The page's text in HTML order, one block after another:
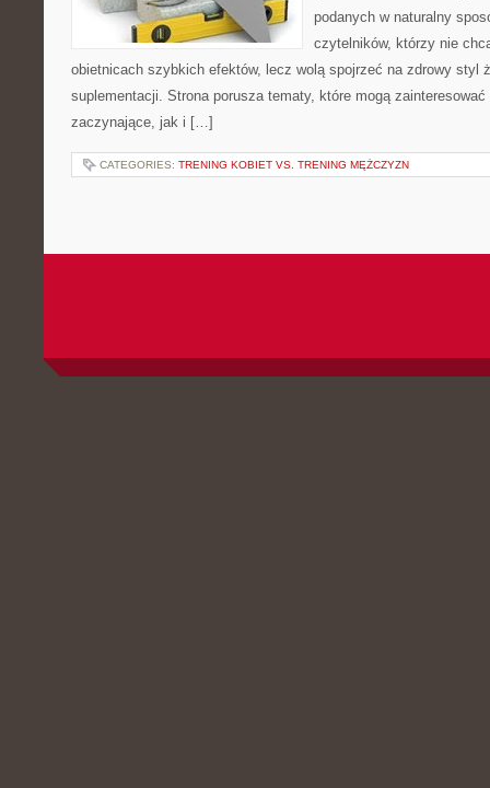
podanych w naturalny
czytelników, którzy nie
obietnicach szybkich efektów, lecz wolą spojrzeć na zdrowy styl
suplementacji. Strona porusza tematy, które mogą
zaczynające, jak i […]
CATEGORIES: TRENING KOBIET VS. TRENING MĘŻCZYZN